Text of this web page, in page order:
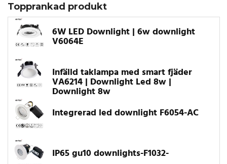
Topprankad produkt
6W LED Downlight | 6w downlight
V6064E
Infälld taklampa med smart fjäder
VA6214 | Downlight Led 8w |
Downlight 8w
Integrerad led downlight F6054-AC
IP65 gu10 downlights-F1032-